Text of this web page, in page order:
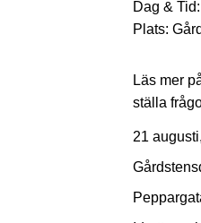
Dag &
Plats:
Läs mer
ställa
21